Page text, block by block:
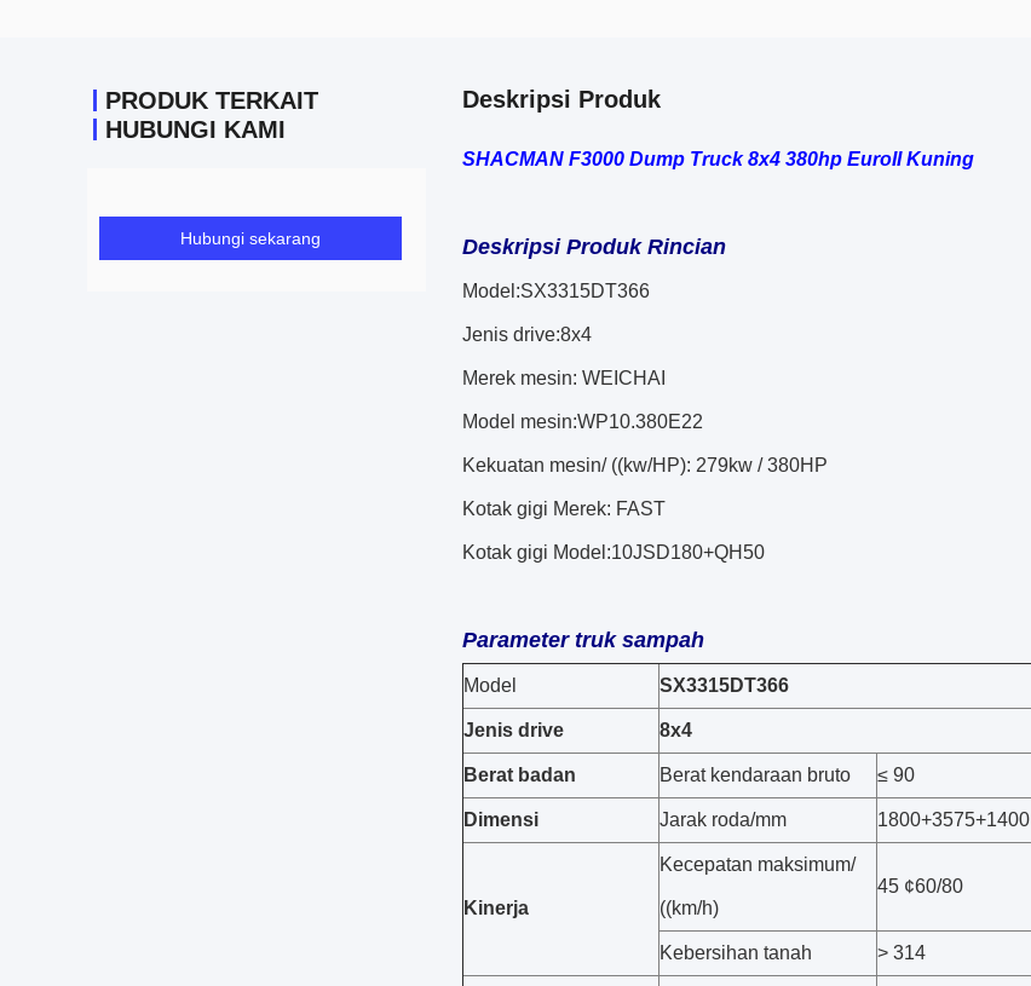
PRODUK TERKAIT
HUBUNGI KAMI
Hubungi sekarang
Deskripsi Produk
SHACMAN F3000 Dump Truck 8x4 380hp EuroII Kuning
Deskripsi Produk Rincian
Model:SX3315DT366
Jenis drive:8x4
Merek mesin: WEICHAI
Model mesin:WP10.380E22
Kekuatan mesin/ ((kw/HP): 279kw / 380HP
Kotak gigi Merek: FAST
Kotak gigi Model:10JSD180+QH50
Parameter truk sampah
Model SX3315DT366
Jenis drive 8x4
Berat badan Berat kendaraan bruto ≤ 90
Dimensi Jarak roda/mm 1800+3575+1400
Kinerja
Kecepatan maksimum/
((km/h)
45 ¢60/80
Kebersihan tanah > 314